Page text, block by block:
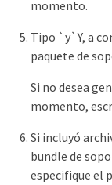
momento.
Tipo `y`Y, a
paquete de
Si no desea
momento,
Si incluyó
bundle de
especifique el